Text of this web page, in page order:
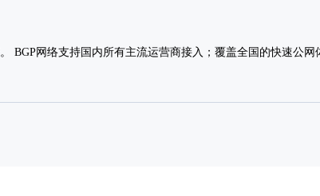
BGP网络支持国内所有主流运营商接入；覆盖全国的快速公网